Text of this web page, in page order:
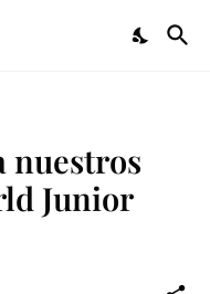
nuestros
Junior